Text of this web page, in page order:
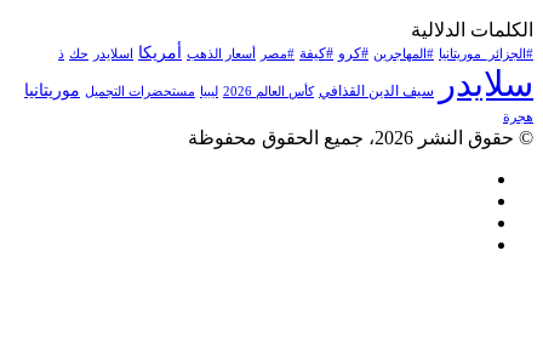
الكلمات الدلالية
#الجزائر_موريتانيا #المهاجرين #كرو #كيفة #مصر أسعار الذهب أمريكا اسلايدر حك ذ
سلايدر سيف الدين القذافي كأس العالم 2026 ليبيا مستحضرات التجميل موريتانيا
هجرة
© حقوق النشر 2026، جميع الحقوق محفوظة